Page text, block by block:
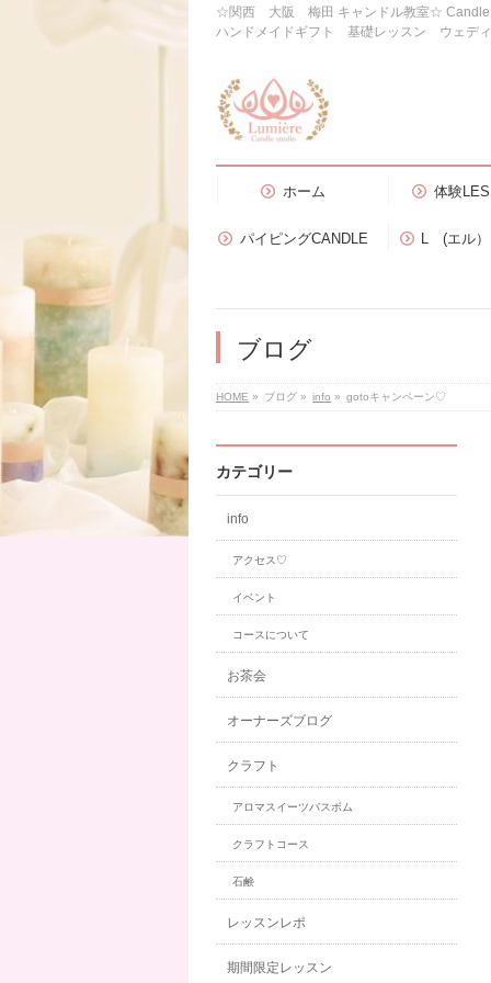
☆関西 大阪 梅田 キャンドル教室☆ Candle
ハンドメイドギフト 基礎レッスン ウェデ
ホーム 体験
パイピングCANDLE L (エル
ブログ
HOME » ブログ » info » gotoキャンペーン♡
カテゴリー
info
アクセス♡
イベント
コースについて
お茶会
オーナーズブログ
クラフト
アロマスイーツバスボム
クラフトコース
石鹸
レッスンレポ
期間限定レッスン